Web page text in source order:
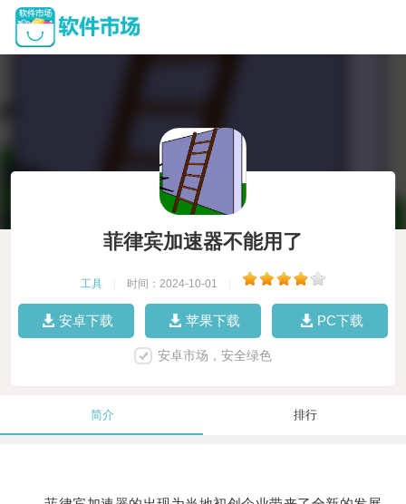
菲律宾加速器不能用了
工具 时间：2024-10-01
安卓下载 苹果下载 PC下载
安卓市场，安全绿色
简介 排行